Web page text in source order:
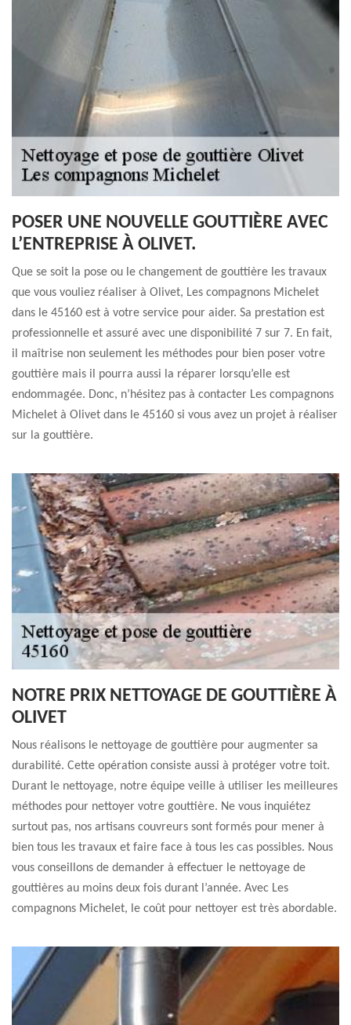
POSER UNE NOUVELLE GOUTTIÈRE AVEC
L’ENTREPRISE À OLIVET.
Que se soit la pose ou le changement de gouttière les travaux
que vous vouliez réaliser à Olivet, Les compagnons Michelet
dans le 45160 est à votre service pour aider. Sa prestation est
professionnelle et assuré avec une disponibilité 7 sur 7. En fait,
il maîtrise non seulement les méthodes pour bien poser votre
gouttière mais il pourra aussi la réparer lorsqu’elle est
endommagée. Donc, n’hésitez pas à contacter Les compagnons
Michelet à Olivet dans le 45160 si vous avez un projet à réaliser
sur la gouttière.
NOTRE PRIX NETTOYAGE DE GOUTTIÈRE À
OLIVET
Nous réalisons le nettoyage de gouttière pour augmenter sa
durabilité. Cette opération consiste aussi à protéger votre toit.
Durant le nettoyage, notre équipe veille à utiliser les meilleures
méthodes pour nettoyer votre gouttière. Ne vous inquiétez
surtout pas, nos artisans couvreurs sont formés pour mener à
bien tous les travaux et faire face à tous les cas possibles. Nous
vous conseillons de demander à effectuer le nettoyage de
gouttières au moins deux fois durant l’année. Avec Les
compagnons Michelet, le coût pour nettoyer est très abordable.